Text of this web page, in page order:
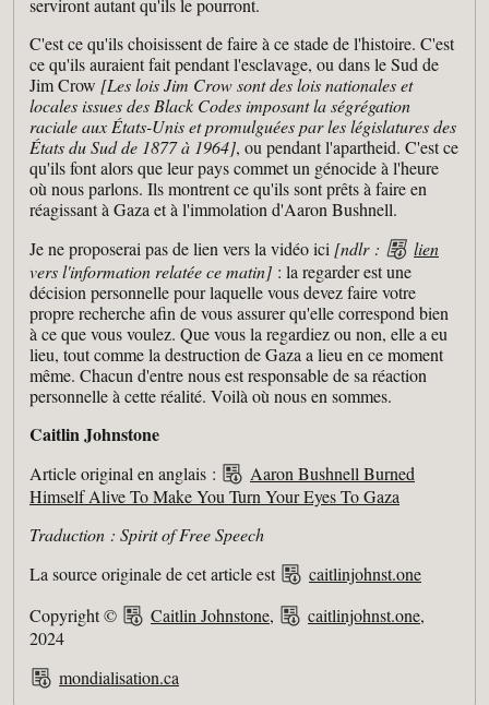
serviront autant qu'ils le pourront.
C'est ce qu'ils choisissent de faire à ce stade de l'histoire. C'est
ce qu'ils auraient fait pendant l'esclavage, ou dans le Sud de
Jim Crow [Les lois Jim Crow sont des lois nationales et
locales issues des Black Codes imposant la ségrégation
raciale aux États-Unis et promulguées par les législatures des
États du Sud de 1877 à 1964], ou pendant l'apartheid. C'est ce
qu'ils font alors que leur pays commet un génocide à l'heure
où nous parlons. Ils montrent ce qu'ils sont prêts à faire en
réagissant à Gaza et à l'immolation d'Aaron Bushnell.
Je ne proposerai pas de lien vers la vidéo ici [ndlr :
lien
vers l'information relatée ce matin] : la regarder est une
décision personnelle pour laquelle vous devez faire votre
propre recherche afin de vous assurer qu'elle correspond bien
à ce que vous voulez. Que vous la regardiez ou non, elle a eu
lieu, tout comme la destruction de Gaza a lieu en ce moment
même. Chacun d'entre nous est responsable de sa réaction
personnelle à cette réalité. Voilà où nous en sommes.
Caitlin Johnstone
Article original en anglais :
Aaron Bushnell Burned
Himself Alive To Make You Turn Your Eyes To Gaza
Traduction : Spirit of Free Speech
La source originale de cet article est
caitlinjohnst.one
Copyright ©
Caitlin Johnstone, caitlinjohnst.one,
2024
mondialisation.ca